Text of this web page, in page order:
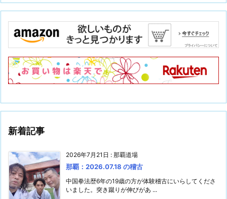
新着記事
2026年7月21日 : 那覇道場
那覇：2026.07.18 の稽古
中国拳法歴6年の19歳の方が体験稽古にいらしてくださ
いました。突き蹴りが伸びがあ ...